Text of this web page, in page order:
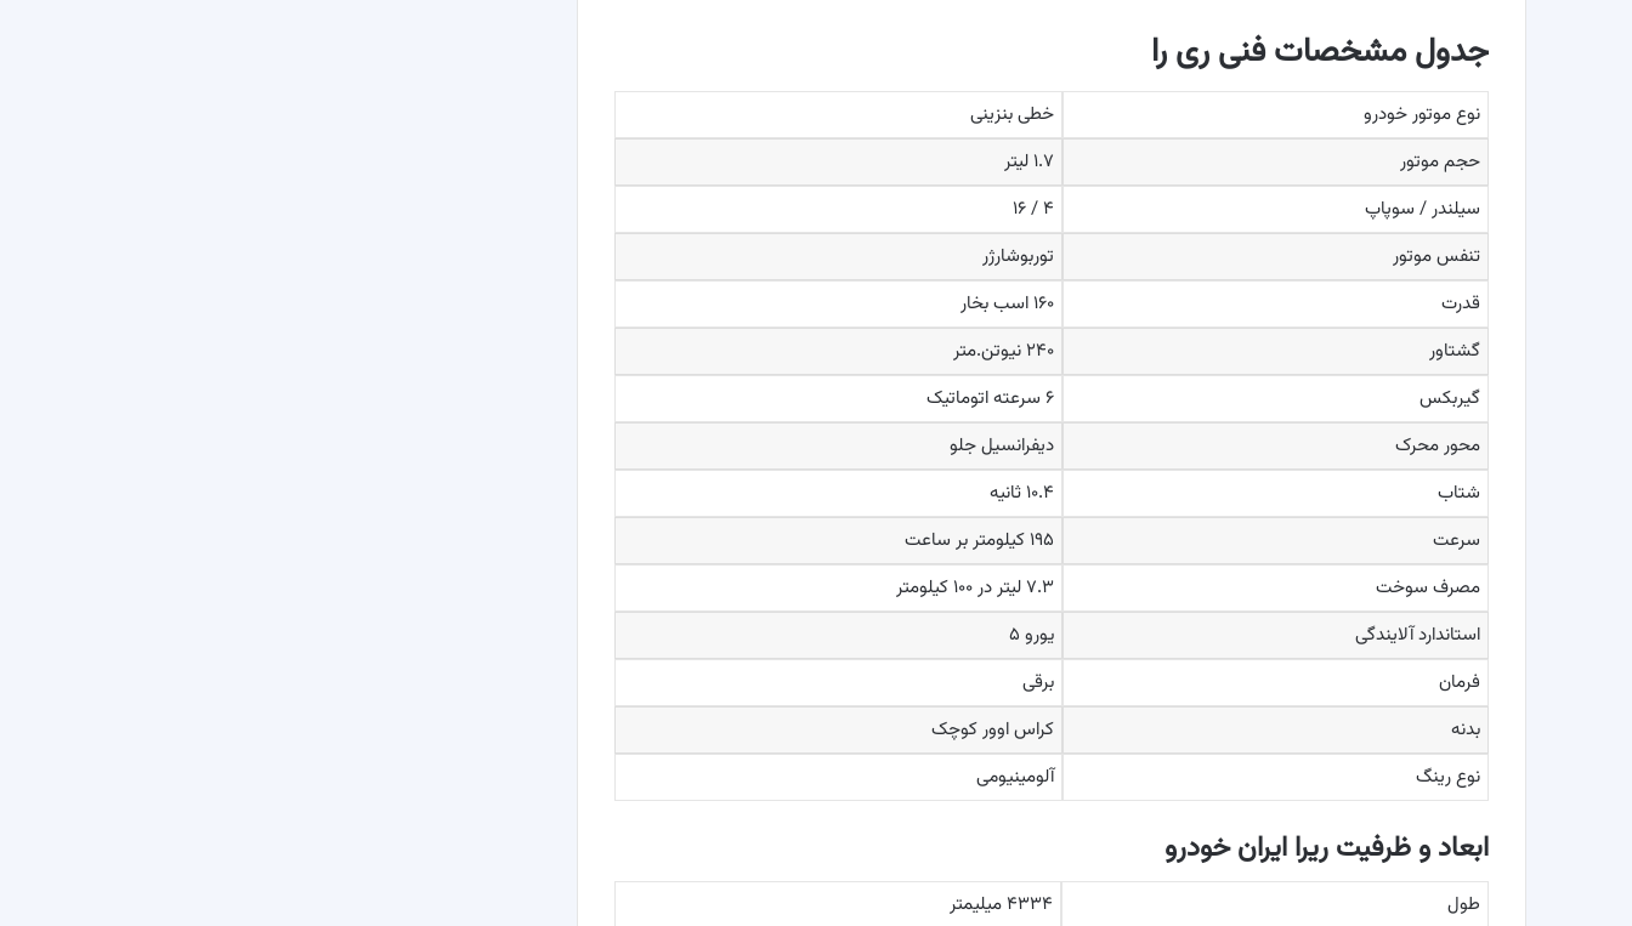
جدول مشخصات فنی ری را
نوع موتور خودرو
خطی بنزینی
حجم موتور
۱.۷ لیتر
سیلندر / سوپاپ
۴ / ۱۶
تنفس موتور
توربوشارژر
قدرت
۱۶۰ اسب بخار
گشتاور
۲۴۰ نیوتن.متر
گیربکس
۶ سرعته اتوماتیک
محور محرک
دیفرانسیل جلو
شتاب
۱۰.۴ ثانیه
سرعت
۱۹۵ کیلومتر بر ساعت
مصرف سوخت
۷.۳ لیتر در ۱۰۰ کیلومتر
استاندارد آلایندگی
یورو ۵
فرمان
برقی
بدنه
کراس اوور کوچک
نوع رینگ
آلومینیومی
ابعاد و ظرفیت ‌ریرا ایران خودرو
طول ۴۳۳۴ میلیمتر